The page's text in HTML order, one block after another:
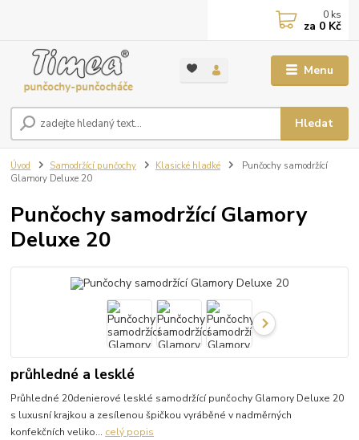
Menu
Hledat
0 ks
za 0 Kč
Úvod Samodržící punčochy Klasické hladké
Punčochy samodržící
Glamory Deluxe 20
Punčochy samodržící Glamory
Deluxe 20
průhledné a lesklé
Průhledné 20denierové lesklé samodržící punčochy Glamory Deluxe 20
s luxusní krajkou a zesílenou špičkou vyráběné v nadměrných
konfekčních veliko... celý popis